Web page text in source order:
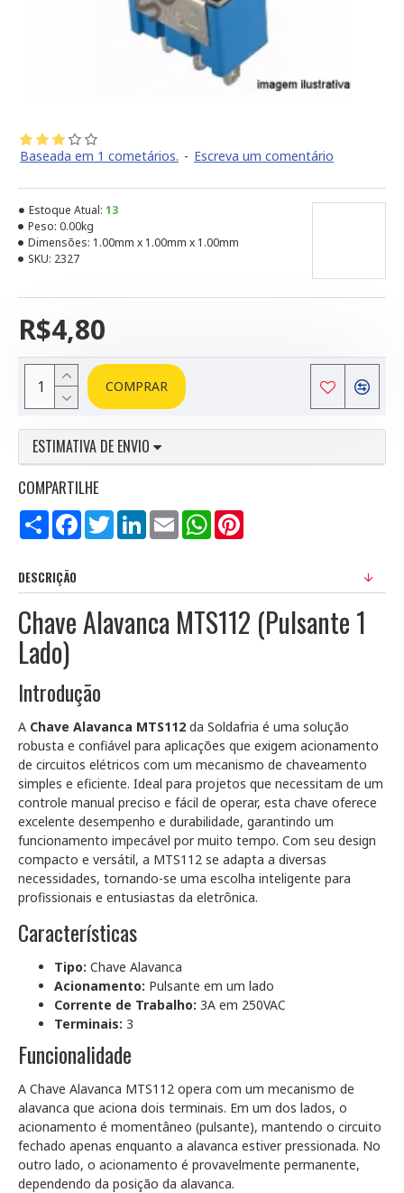
Baseada em 1 cometários. - Escreva um comentário
R$4,80
Estoque Atual: 13
Peso: 0.00kg
Dimensões: 1.00mm x 1.00mm x 1.00mm
SKU: 2327
COMPRAR
ESTIMATIVA DE ENVIO
COMPARTILHE
Compartilhar
FacebookTwitterLinkedInEmail WhatsApp
DESCRIÇÃO
Chave Alavanca MTS112 (Pulsante 1
Lado)
Introdução
A Chave Alavanca MTS112 da Soldafria é uma solução
robusta e confiável para aplicações que exigem acionamento
de circuitos elétricos com um mecanismo de chaveamento
simples e eficiente. Ideal para projetos que necessitam de um
controle manual preciso e fácil de operar, esta chave oferece
excelente desempenho e durabilidade, garantindo um
funcionamento impecável por muito tempo. Com seu design
compacto e versátil, a MTS112 se adapta a diversas
necessidades, tornando-se uma escolha inteligente para
profissionais e entusiastas da eletrônica.
Características
Tipo: Chave Alavanca
Acionamento: Pulsante em um lado
Corrente de Trabalho: 3A em 250VAC
Terminais: 3
Funcionalidade
A Chave Alavanca MTS112 opera com um mecanismo de
alavanca que aciona dois terminais. Em um dos lados, o
acionamento é momentâneo (pulsante), mantendo o circuito
fechado apenas enquanto a alavanca estiver pressionada. No
outro lado, o acionamento é provavelmente permanente,
dependendo da posição da alavanca.